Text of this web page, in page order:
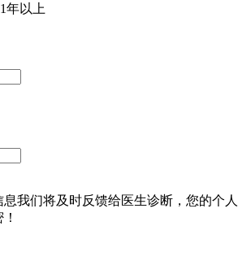
1年以上
我们将及时反馈给医生诊断，您的个人